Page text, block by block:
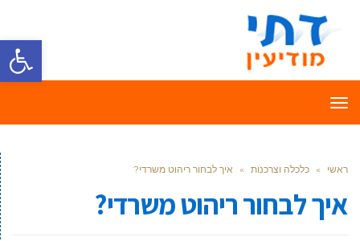
פתח
תפריט
ראשי » כלכלה וצרכנות » איך לבחור ריהוט משרדי?
איך לבחור ריהוט משרדי?